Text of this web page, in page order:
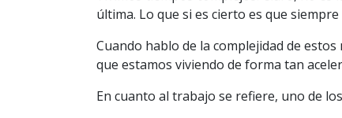
última. Lo que si es cierto es que
Cuando hablo de la complejidad de
que estamos viviendo de forma tan
En cuanto al trabajo se refiere, uno de